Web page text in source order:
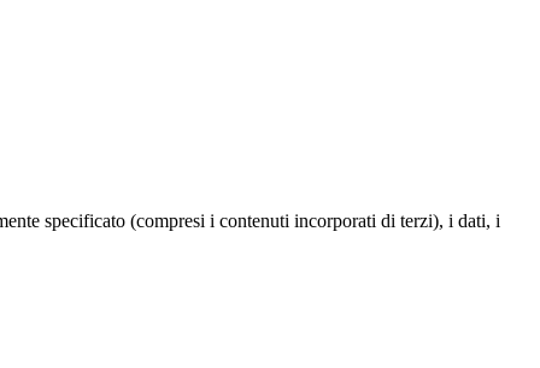
specificato (compresi i contenuti incorporati di terzi), i dati, i